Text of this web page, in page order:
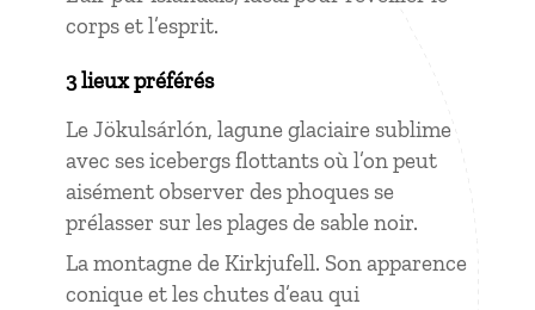
corps et l’esprit.
3 lieux préférés
Le Jökulsárlón, lagune glaciaire sublime
avec ses icebergs flottants où l’on peut
aisément observer des phoques se
prélasser sur les plages de sable noir.
La montagne de Kirkjufell. Son apparence
conique et les chutes d’eau qui